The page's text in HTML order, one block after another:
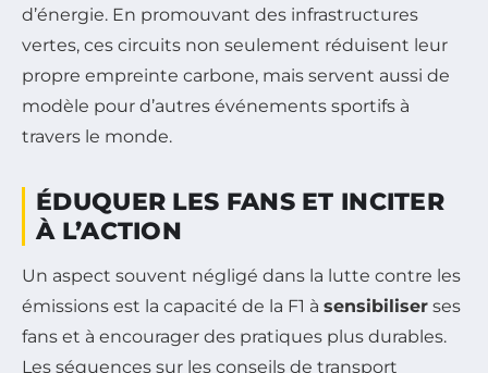
d’énergie. En promouvant des infrastructures
vertes, ces circuits non seulement réduisent leur
propre empreinte carbone, mais servent aussi de
modèle pour d’autres événements sportifs à
travers le monde.
ÉDUQUER LES FANS ET INCITER
À L’ACTION
Un aspect souvent négligé dans la lutte contre les
émissions est la capacité de la F1 à sensibiliser ses
fans et à encourager des pratiques plus durables.
Les séquences sur les conseils de transport